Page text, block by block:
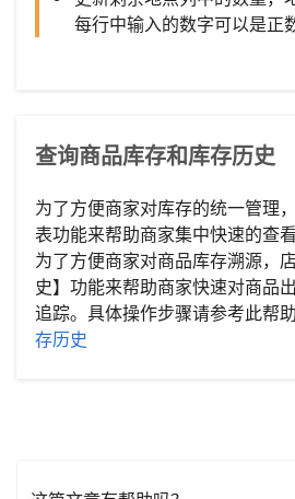
每行中输入的数字可以是正
查询商品库存和库存历史
为了方便商家对库存的统一管理
表功能来帮助商家集中快速的查
为了方便商家对商品库存溯源，
史】功能来帮助商家快速对商品
追踪。具体操作步骤请参考此帮助
存历史